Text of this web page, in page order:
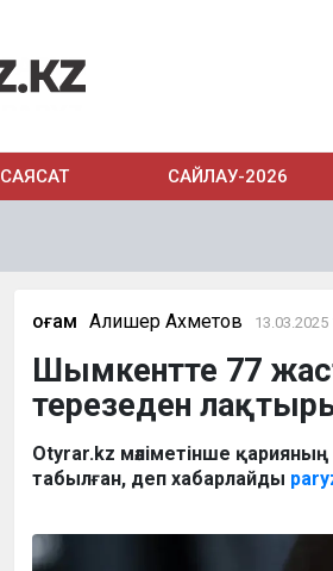
САЯСАТ САЙЛАУ-2026
Қоғам Алишер Ахметов 13.03.2025
Шымкентте 77
терезеден
Otyrar.kz мәліметінше
табылған, деп хабарлайды